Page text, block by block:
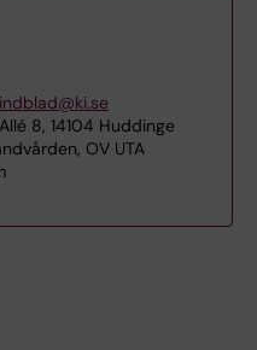
8, 14104 Huddinge
OV UTA